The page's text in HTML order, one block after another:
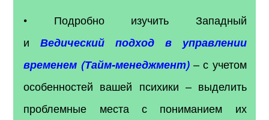
• Подробно изучить Западный
иВедический подход в управлении
временем (Тайм-менеджмент)– с учетом
особенностей вашей психики – выделить
проблемные места с пониманием их